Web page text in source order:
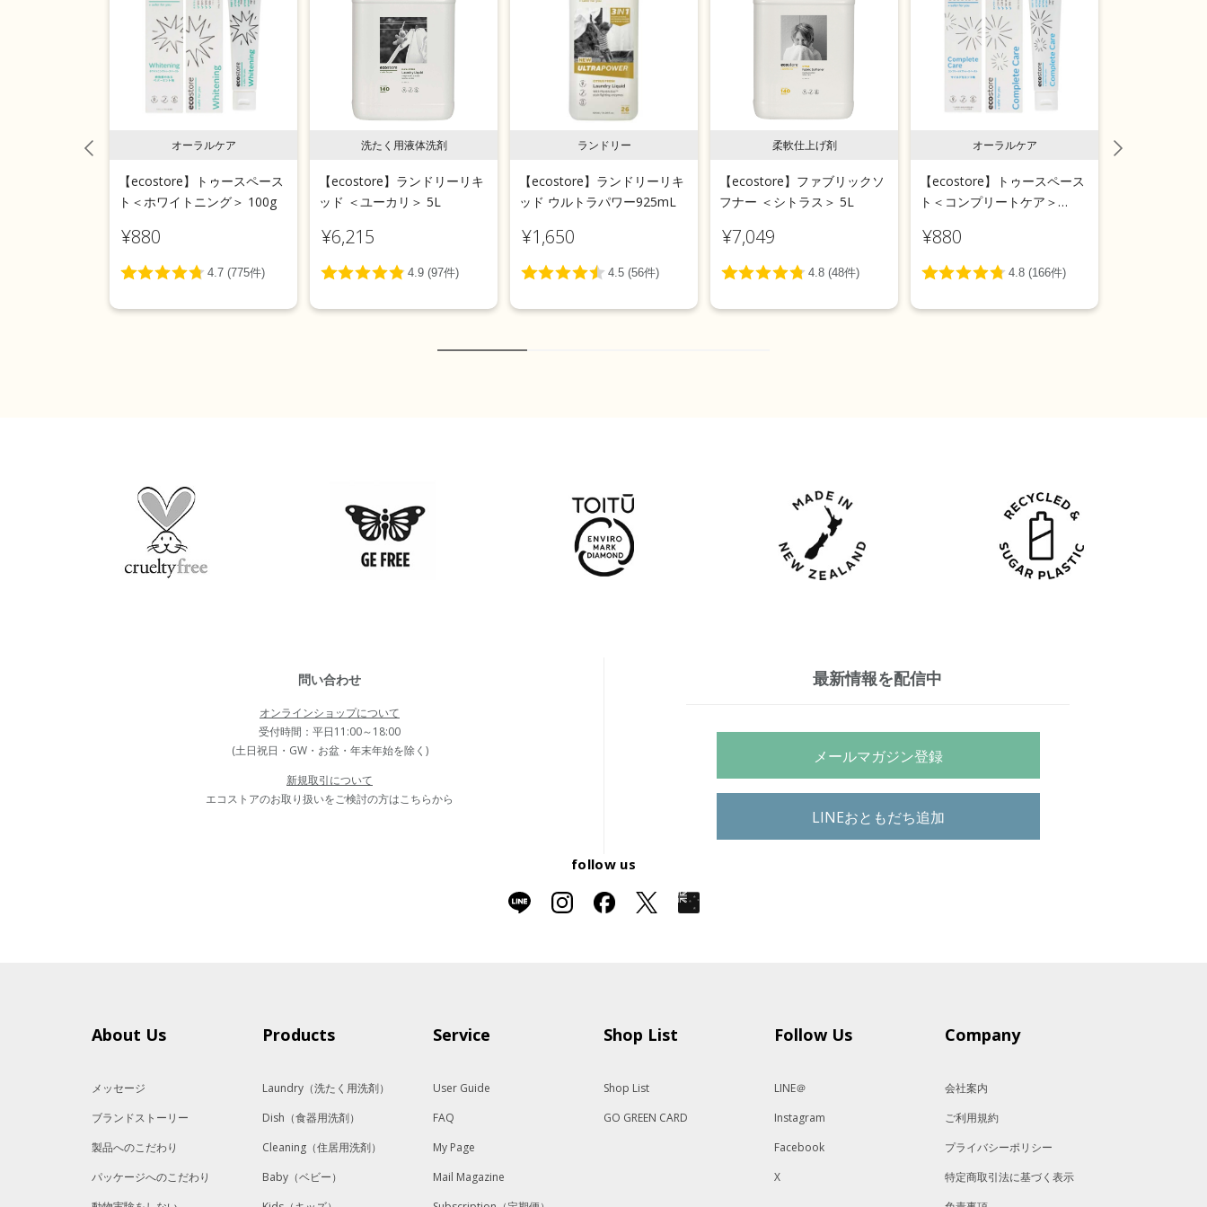
オーラルケア
【ecostore】トゥースペース
ト＜ホワイトニング＞ 100g
¥880
洗たく用液体洗剤
【ecostore】ランドリーリキ
ッド ＜ユーカリ＞ 5L
¥6,215
ランドリー
【ecostore】ランドリーリキ
ッド ウルトラパワー925mL
¥1,650
柔軟仕上げ剤
【ecostore】ファブリックソ
フナー ＜シトラス＞ 5L
¥7,049
オーラルケア
【ecostore】トゥースペース
ト＜コンプリートケア＞
¥880
問い合わせ
オンラインショップについて
受付時間：平日11:00～18:00
(土日祝日・GW・お盆・年末年始を除く)
新規取引について
エコストアのお取り扱いをご検討の方はこちらから
最新情報を配信中
メールマガジン登録
LINEおともだち追加
follow us
About Us
メッセージ
ブランドストーリー
製品へのこだわり
パッケージへのこだわり
Products
Laundry （洗たく用洗剤）
Dish （食器用洗剤）
Cleaning （住居用洗剤）
Baby （ベビー）
Service
User Guide
FAQ
My Page
Mail Magazine
Shop List
Shop List
GO GREEN CARD
Follow Us
LINE＠
Instagram
Facebook
X
Company
会社案内
ご利用規約
プライバシーポリシー
特定商取引法に基づく表示